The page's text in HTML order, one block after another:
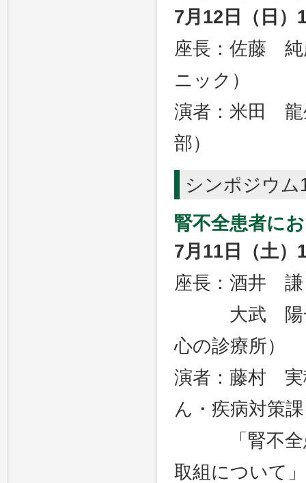
7月12日（日
座長：佐藤
ニック）
演者：米田 龍
部）
シンポジウム
腎不全患者に
7月11日（土
座長：酒井
大武 陽一
心の診療所）
演者：藤村
ん・疾病対策
「腎不全患
取組について」